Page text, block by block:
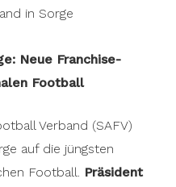
in Sorge
Neue Franchise-
Football
Verband (SAFV)
auf die jüngsten
Football. Präsident